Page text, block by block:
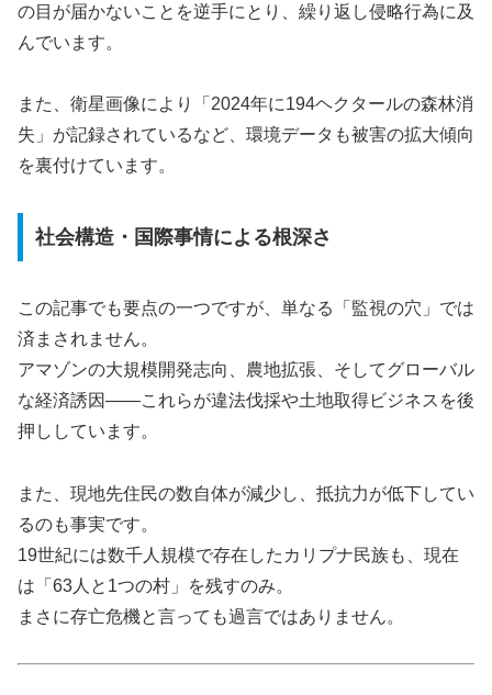
の目が届かないことを逆手にとり、繰り返し侵略行為に及
んでいます。
また、衛星画像により「2024年に194ヘクタールの森林消
失」が記録されているなど、環境データも被害の拡大傾向
を裏付けています。
社会構造・国際事情による根深さ
この記事でも要点の一つですが、単なる「監視の穴」では
済まされません。
アマゾンの大規模開発志向、農地拡張、そしてグローバル
な経済誘因――これらが違法伐採や土地取得ビジネスを後
押ししています。
また、現地先住民の数自体が減少し、抵抗力が低下してい
るのも事実です。
19世紀には数千人規模で存在したカリプナ民族も、現在
は「63人と1つの村」を残すのみ。
まさに存亡危機と言っても過言ではありません。